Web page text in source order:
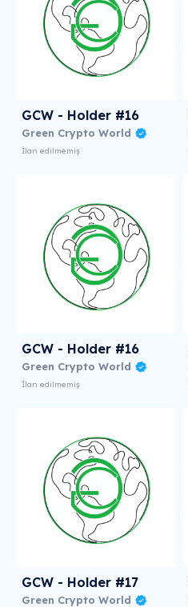
GCW - Holder #16
Green Crypto World
İlan edilmemiş
GCW - Holder #16
Green Crypto World
İlan edilmemiş
GCW - Holder #17
Green Crypto World